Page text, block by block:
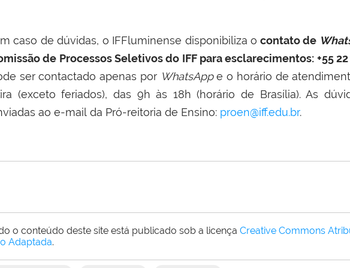
caso de dúvidas, o IFFluminense disponibiliza o contato de
de Processos Seletivos do IFF para esclarecimentos: +55
ser contactado apenas por WhatsAppe o horário de
(exceto feriados), das 9h às 18h (horário de Brasília). As
ao e-mail da Pró-reitoria de Ensino: proen@iff.edu.br.
o conteúdo deste site está publicado sob a licença Creative Commons
Adaptada.